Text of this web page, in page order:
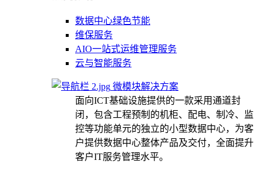
数据中心绿色节能
维保服务
AIO一站式运维管理服务
云与智能服务
微模块解决方案
面向ICT基础设施提供的一款采用通道封
闭，包含工程预制的机柜、配电、制冷、监
控等功能单元的独立的小型数据中心，为客
户提供数据中心整体产品及交付，全面提升
客户IT服务管理水平。